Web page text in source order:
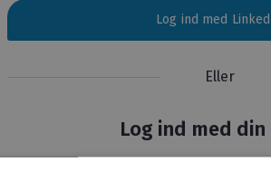
Log ind med
Eller
Log ind med din